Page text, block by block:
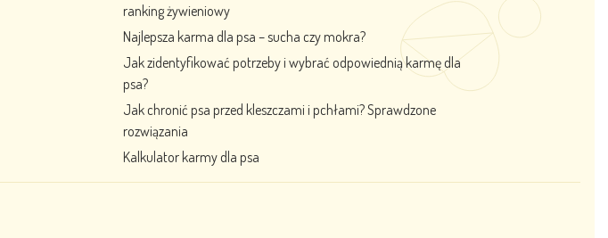
ranking żywieniowy
Najlepsza karma dla psa – sucha czy mokra?
Jak zidentyfikować potrzeby i wybrać odpowiednią karmę dla
psa?
Jak chronić psa przed kleszczami i pchłami? Sprawdzone
rozwiązania
Kalkulator karmy dla psa